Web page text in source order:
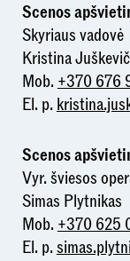
Scenos
Skyriaus vadovė
Kristina
Mob.+370 676
El. p.
Scenos
Vyr. šviesos
Simas Plytnikas
Mob.+370 625
El. p.